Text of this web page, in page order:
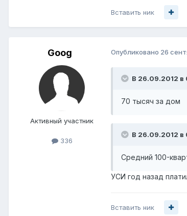
Вставить ник
Goog
Активный участник
336
Опубликовано 26
В 26.09.2012 в
70 тысяч за дом
В 26.09.2012 в
Средний 100-
УСИ год назад
Вставить ник